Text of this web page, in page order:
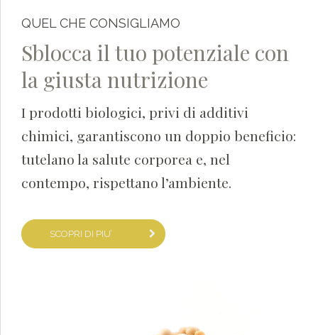
QUEL CHE CONSIGLIAMO
Sblocca il tuo potenziale con
la giusta nutrizione
I prodotti biologici, privi di additivi
chimici, garantiscono un doppio beneficio:
tutelano la salute corporea e, nel
contempo, rispettano l’ambiente.
SCOPRI DI PIU’